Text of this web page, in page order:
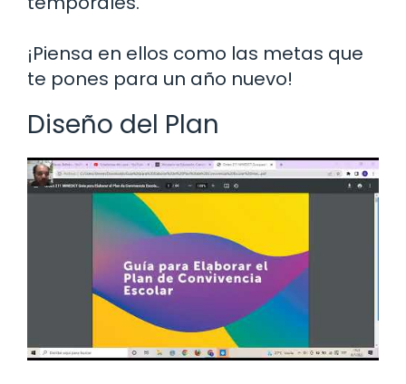
¡Piensa en ellos como las metas que
te pones para un año nuevo!
Diseño del Plan